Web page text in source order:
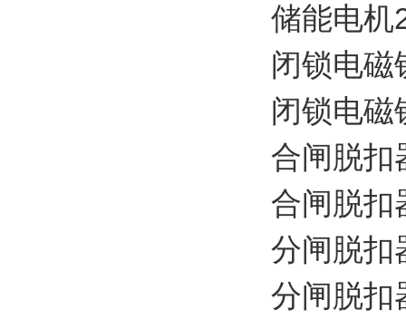
储能电机
闭锁电磁
闭锁电磁
合闸脱扣
合闸脱扣
分闸脱扣
分闸脱扣